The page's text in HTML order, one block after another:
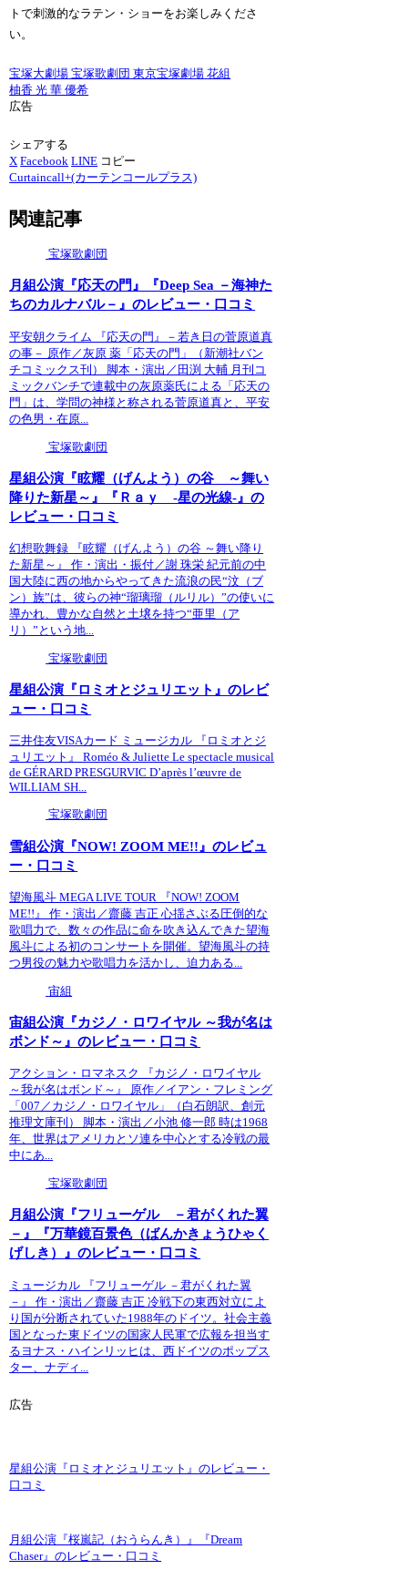
トで刺激的なラテン・ショーをお楽しみくださ
い。
宝塚大劇場 宝塚歌劇団 東京宝塚劇場 花組
柚香 光 華 優希
広告
シェアする
X Facebook LINE コピー
Curtaincall+(カーテンコールプラス)
関連記事
宝塚歌劇団
月組公演『応天の門』『Deep Sea －海神た
ちのカルナバル－』のレビュー・口コミ
平安朝クライム 『応天の門』－若き日の菅原道真
の事－ 原作／灰原 薬「応天の門」（新潮社バン
チコミックス刊） 脚本・演出／田渕 大輔 月刊コ
ミックバンチで連載中の灰原薬氏による「応天の
門」は、学問の神様と称される菅原道真と、平安
の色男・在原...
宝塚歌劇団
星組公演『眩耀（げんよう）の谷 ～舞い
降りた新星～』『Ｒａｙ -星の光線-』の
レビュー・口コミ
幻想歌舞録 『眩耀（げんよう）の谷 ～舞い降り
た新星～』 作・演出・振付／謝 珠栄 紀元前の中
国大陸に西の地からやってきた流浪の民“汶（ブ
ン）族”は、彼らの神“瑠璃瑠（ルリル）”の使いに
導かれ、豊かな自然と土壌を持つ“亜里（ア
リ）”という地...
宝塚歌劇団
星組公演『ロミオとジュリエット』のレビ
ュー・口コミ
三井住友VISAカード ミュージカル 『ロミオとジ
ュリエット』 Roméo & Juliette Le spectacle musical
de GÉRARD PRESGURVIC D’après l’œuvre de
WILLIAM SH...
宝塚歌劇団
雪組公演『NOW! ZOOM ME!!』のレビュ
ー・口コミ
望海風斗 MEGA LIVE TOUR 『NOW! ZOOM
ME!!』 作・演出／齋藤 吉正 心揺さぶる圧倒的な
歌唱力で、数々の作品に命を吹き込んできた望海
風斗による初のコンサートを開催。望海風斗の持
つ男役の魅力や歌唱力を活かし、迫力ある...
宙組
宙組公演『カジノ・ロワイヤル ～我が名は
ボンド～』のレビュー・口コミ
アクション・ロマネスク 『カジノ・ロワイヤル
～我が名はボンド～』 原作／イアン・フレミング
「007／カジノ・ロワイヤル」（白石朗訳、創元
推理文庫刊） 脚本・演出／小池 修一郎 時は1968
年、世界はアメリカとソ連を中心とする冷戦の最
中にあ...
宝塚歌劇団
月組公演『フリューゲル －君がくれた翼
－』『万華鏡百景色（ばんかきょうひゃく
げしき）』のレビュー・口コミ
ミュージカル 『フリューゲル －君がくれた翼
－』 作・演出／齋藤 吉正 冷戦下の東西対立によ
り国が分断されていた1988年のドイツ。社会主義
国となった東ドイツの国家人民軍で広報を担当す
るヨナス・ハインリッヒは、西ドイツのポップス
ター、ナディ...
広告
星組公演『ロミオとジュリエット』のレビュー・
口コミ
月組公演『桜嵐記（おうらんき）』『Dream
Chaser』のレビュー・口コミ